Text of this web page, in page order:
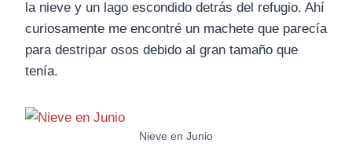
la nieve y un lago escondido detrás del refugio. Ahí
curiosamente me encontré un machete que parecía
para destripar osos debido al gran tamaño que
tenía.
Nieve en Junio